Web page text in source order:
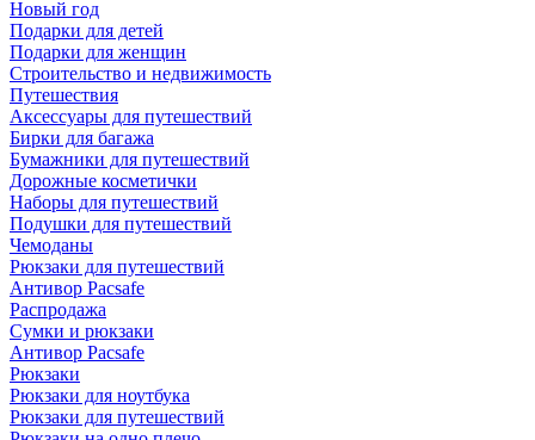
Новый год
Подарки для детей
Подарки для женщин
Строительство и недвижимость
Путешествия
Аксессуары для путешествий
Бирки для багажа
Бумажники для путешествий
Дорожные косметички
Наборы для путешествий
Подушки для путешествий
Чемоданы
Рюкзаки для путешествий
Антивор Pacsafe
Распродажа
Сумки и рюкзаки
Антивор Pacsafe
Рюкзаки
Рюкзаки для ноутбука
Рюкзаки для путешествий